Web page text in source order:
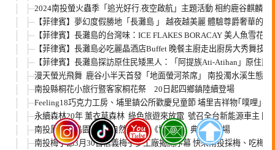
2024南投螢火蟲季「追光好行.夜空啟航」主題活動 相約鹿谷麒麟潭
【菲律賓】夢幻度假勝地「長灘島 」 越夜越美麗 體驗尊爵奢華的高
【菲律賓】長灘島的台灣味：ICE FLAKES BORACAY 美人魚雪花冰
【菲律賓】長灘島必吃麗晶酒店Buffet 晚餐主廚走出廚房大秀舞技
【菲律賓】長灘島探訪原住民矮黑人：「阿提族Ati-Atihan」原住民
漫天螢光飛舞 鹿谷小半天首發「地面螢河茶席」 南投濁水溪生態藝
南投縣桐花小旅行暨客家桐花祭 20日起四鄉鎮陸續登場
Feeling18巧克力工房、埔里鎮公所歡慶兒童節 埔里吉祥物｢噗哩｣與
永續森林20年 薰衣草森林 綠色旅遊來放電 號召全台新能源車主 開
南投鳳凰谷鳥園×浙江自然博物院《博物繪》典藏展登場
南投梅子節3月30日信義梅子夢工廠揭開序幕 快來南投採梅、吃梅